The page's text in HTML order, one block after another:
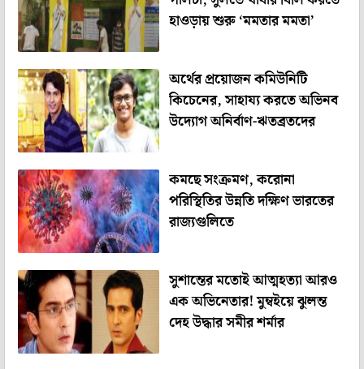
হাওড়ায় শুরু ‘মমতার মমতা’
অর্থের প্রয়োজন কমিউনিটি
কিচেনের, সাহায্য করতে অভিনব
উদ্যোগ অনির্বাণ-ঋতব্রতদের
কমছে সংক্রমণ, করোনা
পরিস্থিতির উন্নতি দক্ষিণ ভারতের
রাজ্যগুলিতে
সুশান্তের মতোই আত্মহত্যা আরও
এক অভিনেতার! মুম্বইয়ে ঝুলন্ত
দেহ উদ্ধার সমীর শর্মার